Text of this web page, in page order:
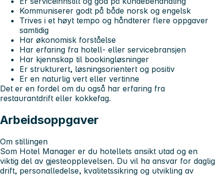
Kommuniserer godt på både norsk og engelsk
Trives i et høyt tempo og håndterer flere oppgaver
samtidig
Har økonomisk forståelse
Har erfaring fra hotell- eller servicebransjen
Har kjennskap til bookingløsninger
Er strukturert, løsningsorientert og positiv
Er en naturlig vert eller vertinne
Det er en fordel om du også har erfaring fra
restaurantdrift eller kokkefag.
Arbeidsoppgaver
Om stillingen
Som Hotel Manager er du hotellets ansikt utad og en
viktig del av gjesteopplevelsen. Du vil ha ansvar for daglig
drift, personalledelse, kvalitetssikring og utvikling av